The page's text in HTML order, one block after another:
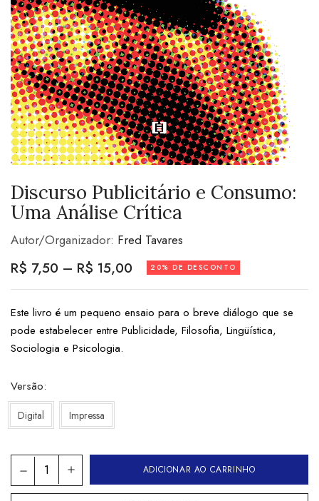
Discurso Publicitário e Consumo:
Uma Análise Crítica
Autor/Organizador: Fred Tavares
R$ 7,50 – R$ 15,00 20% DE DESCONTO
Este livro é um pequeno ensaio para o breve diálogo que se
pode estabelecer entre Publicidade, Filosofia, Lingüística,
Sociologia e Psicologia.
Versão
Digital Impressa
ADICIONAR AO CARRINHO